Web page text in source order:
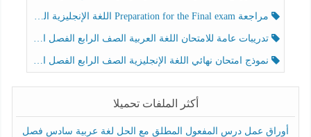
مراجعة Preparation for the Final exam اللغة الإنجليزية الصف الرابع الفصل الثالث
تدريبات عامة للامتحان اللغة العربية الصف الرابع الفصل الثالث
نموذج امتحان نهائي اللغة الإنجليزية الصف الرابع الفصل الثالث
أكثر الملفات تحميلا
أوراق عمل درس المفعول المطلق مع الحل لغة عربية سادس فصل